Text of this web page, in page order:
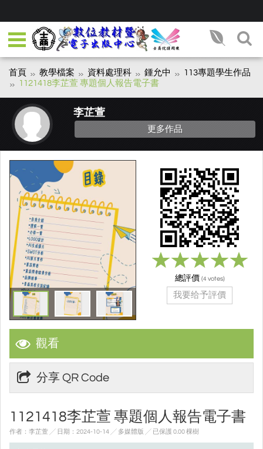
首頁 教學檔案 資料處理科 鍾允中
113專題學生作品
1121418李芷萱 專題個人報告電子書
李芷萱
更多作品
觀看
分享 QR Code
1121418李芷萱 專題個人報告電子書
作者：李芷萱 ╱ 日期：2024-10-14 ╱ 多媒體版 ╱ 已保護 0.00 棵樹
總評價 (4 votes)
我要给予評價